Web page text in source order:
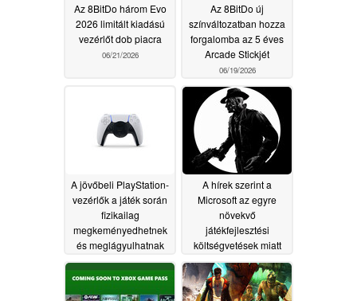
Az 8BitDo három Evo
2026 limitált kiadású
vezérlőt dob piacra
06/21/2026
Az 8BitDo új
színváltozatban hozza
forgalomba az 5 éves
Arcade Stickjét
06/19/2026
A jövőbeli PlayStation-
vezérlők a játék során
fizikailag
megkeményedhetnek
és meglágyulhatnak
06/17/2026
A hírek szerint a
Microsoft az egyre
növekvő
játékfejlesztési
költségvetések miatt
fontolgatja az Xbox
üzletág kiválasztását
06/17/2026